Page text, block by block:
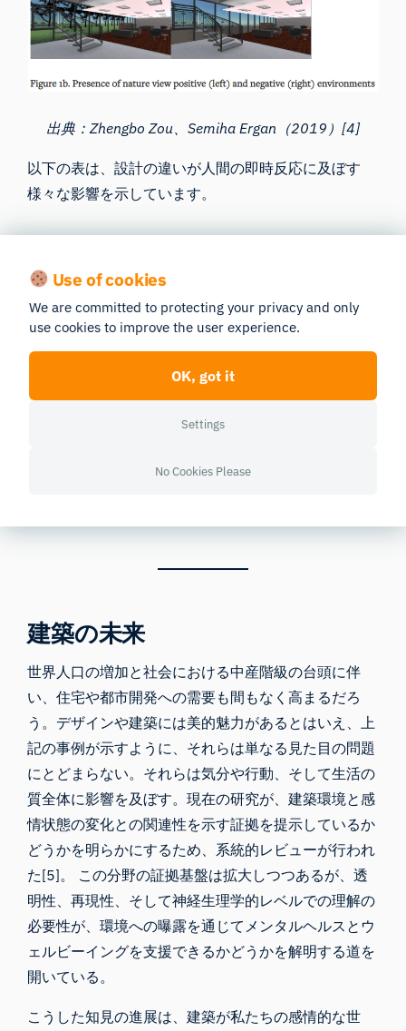
出典：Zhengbo Zou、Semiha Ergan（2019）[4]
以下の表は、設計の違いが人間の即時反応に及ぼす
様々な影響を示しています。
窓の有無
自然光の
有無
や注意力低下からの回復が早
まる。
2a) 小さな窓は、居住者が疲労
から回復するのを妨げる。
スを促し、ストレスレベルを
建築の未来
世界人口の増加と社会における中産階級の台頭に伴
い、住宅や都市開発への需要も間もなく高まるだろ
う。デザインや建築には美的魅力があるとはいえ、上
記の事例が示すように、それらは単なる見た目の問題
にとどまらない。それらは気分や行動、そして生活の
質全体に影響を及ぼす。現在の研究が、建築環境と感
情状態の変化との関連性を示す証拠を提示しているか
どうかを明らかにするため、系統的レビューが行われ
た[5]。 この分野の証拠基盤は拡大しつつあるが、透
明性、再現性、そして神経生理学的レベルでの理解の
必要性が、環境への曝露を通じてメンタルヘルスとウ
ェルビーイングを支援できるかどうかを解明する道を
開いている。
こうした知見の進展は、建築が私たちの感情的な世
Use of cookies
We are committed to protecting your privacy and only
use cookies to improve the user experience.
OK, got it
Settings
No Cookies Please